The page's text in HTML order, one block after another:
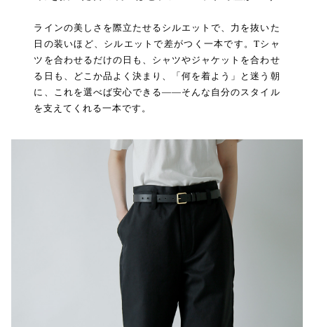
ラインの美しさを際立たせるシルエットで、力を抜いた
日の装いほど、シルエットで差がつく一本です。Tシャ
ツを合わせるだけの日も、シャツやジャケットを合わせ
る日も、どこか品よく決まり、「何を着よう」と迷う朝
に、これを選べば安心できる――そんな自分のスタイル
を支えてくれる一本です。